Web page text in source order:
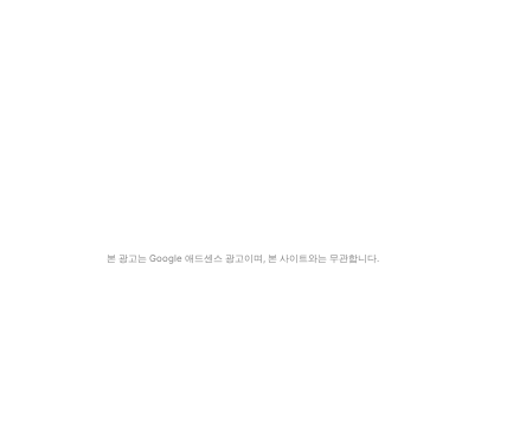
본 광고는 Google 애드센스 광고이며, 본 사이트와는 무관합니다.